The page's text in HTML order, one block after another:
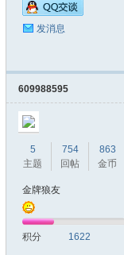
发消息
609988595
5
主题
754
回帖
863
金币
金牌狼友
积分 1622